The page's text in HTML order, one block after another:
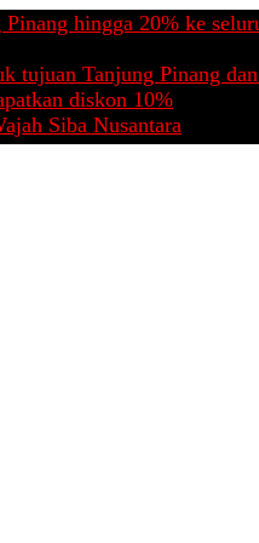
20% ke seluruh
Tanjung Pinang dan Batam
10%
Nusantara